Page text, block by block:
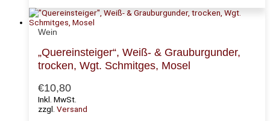
Wein
„Quereinsteiger“, Weiß- & Grauburgunder,
trocken, Wgt. Schmitges, Mosel
€10,80
Inkl. MwSt.
zzgl. Versand